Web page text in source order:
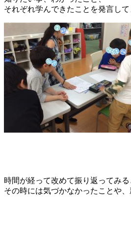
それぞれ学んできたことを発言して
時間が経って改めて振り返ってみる
その時には気づかなかったことや、